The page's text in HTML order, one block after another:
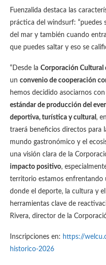
Fuenzalida destaca las
práctica del windsurf: “puedes
del mar y también cuando
que puedes saltar y eso se
“Desde la Corporación Cultural
un convenio de cooperación
hemos decidido asociarnos
estándar de producción del
deportiva, turística y cultural ,
traerá beneficios directos para
mundo gastronómico y el
una visión clara de la
impacto positivo,
territorio estamos enfrentando
donde el deporte, la cultura y
herramientas clave de
Rivera, director de la
Inscripciones en: https://
historico-2026